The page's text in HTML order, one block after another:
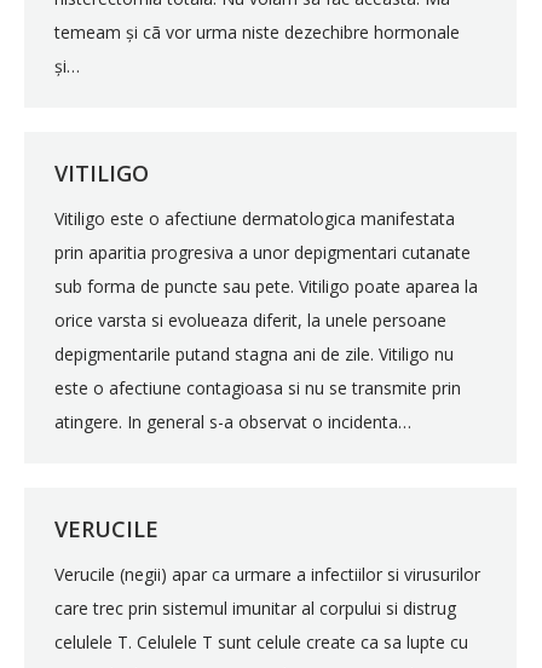
temeam și cã vor urma niste dezechibre hormonale
și…
VITILIGO
Vitiligo este o afectiune dermatologica manifestata
prin aparitia progresiva a unor depigmentari cutanate
sub forma de puncte sau pete. Vitiligo poate aparea la
orice varsta si evolueaza diferit, la unele persoane
depigmentarile putand stagna ani de zile. Vitiligo nu
este o afectiune contagioasa si nu se transmite prin
atingere. In general s-a observat o incidenta…
VERUCILE
Verucile (negii) apar ca urmare a infectiilor si virusurilor
care trec prin sistemul imunitar al corpului si distrug
celulele T. Celulele T sunt celule create ca sa lupte cu